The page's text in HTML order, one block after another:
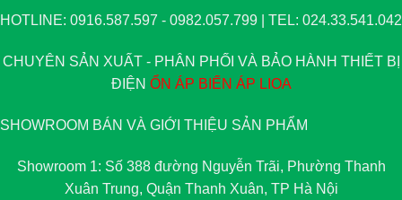
HOTLINE: 0916.587.597 - 0982.057.799 | TEL: 024.33.541.042
CHUYÊN SẢN XUẤT - PHÂN PHỐI VÀ BẢO HÀNH THIẾT BỊ
ĐIỆN ỔN ÁP BIẾN ÁP LIOA
SHOWROOM BÁN VÀ GIỚI THIỆU SẢN PHẨM
Showroom 1: Số 388 đường Nguyễn Trãi, Phường Thanh
Xuân Trung, Quận Thanh Xuân, TP Hà Nội